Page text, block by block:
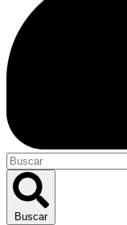
Buscar